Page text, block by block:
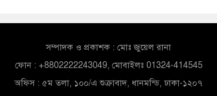
সম্পাদক ও প্রকাশক : মোঃ জুয়েল রানা
ফোন : +8802222243049, মোবাইলঃ 01324-414545
অফিস : ৫ম তলা, ১০০/এ শুক্রাবাদ, ধানমন্ডি, ঢাকা-১২০৭